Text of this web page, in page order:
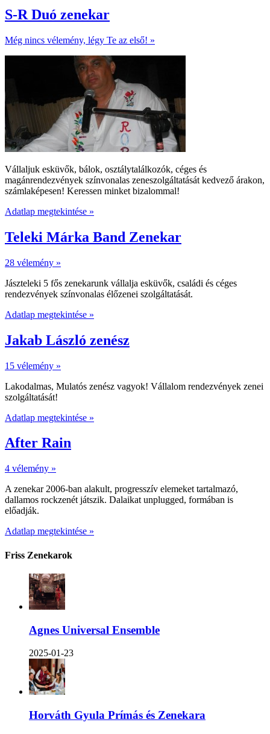
S-R Duó zenekar
Még nincs vélemény, légy Te az első! »
Vállaljuk esküvők, bálok, osztálytalálkozók, céges és
magánrendezvények színvonalas zeneszolgáltatását kedvező árakon,
számlaképesen! Keressen minket bizalommal!
Adatlap megtekintése »
Teleki Márka Band Zenekar
28 vélemény »
Jászteleki 5 fős zenekarunk vállalja esküvők, családi és céges
rendezvények színvonalas élőzenei szolgáltatását.
Adatlap megtekintése »
Jakab László zenész
15 vélemény »
Lakodalmas, Mulatós zenész vagyok! Vállalom rendezvények zenei
szolgáltatását!
Adatlap megtekintése »
After Rain
4 vélemény »
A zenekar 2006-ban alakult, progresszív elemeket tartalmazó,
dallamos rockzenét játszik. Dalaikat unplugged, formában is
előadják.
Adatlap megtekintése »
Friss Zenekarok
Agnes Universal Ensemble
2025-01-23
Horváth Gyula Prímás és Zenekara